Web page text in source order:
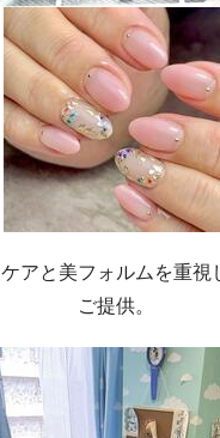
アと美フォルムを重視
ご提供。